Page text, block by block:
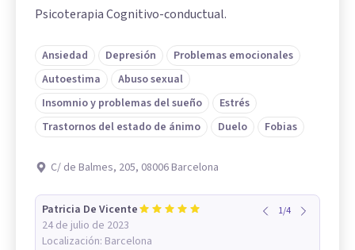
Psicoterapia Cognitivo-conductual.
Ansiedad Depresión
Problemas emocionales
Autoestima
Abuso sexual
Insomnio y problemas del sueño
Estrés
Trastornos del estado de ánimo
Duelo Fobias
C/ de Balmes, 205, 08006 Barcelona
Patricia De Vicente
24 de julio de 2023
Localización: Barcelona
1/4